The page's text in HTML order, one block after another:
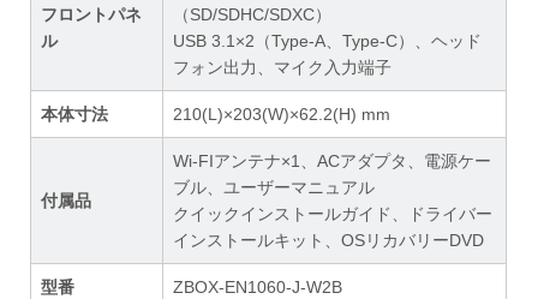
フロントパネ
ル
（SD/SDHC/SDXC）
USB 3.1×2（Type-A、Type-C）、ヘッド
フォン出力、マイク入力端子
本体寸法 210(L)×203(W)×62.2(H) mm
付属品
Wi-FIアンテナ×1、ACアダプタ、電源ケー
ブル、ユーザーマニュアル
クイックインストールガイド、ドライバー
インストールキット、OSリカバリーDVD
型番 ZBOX-EN1060-J-W2B